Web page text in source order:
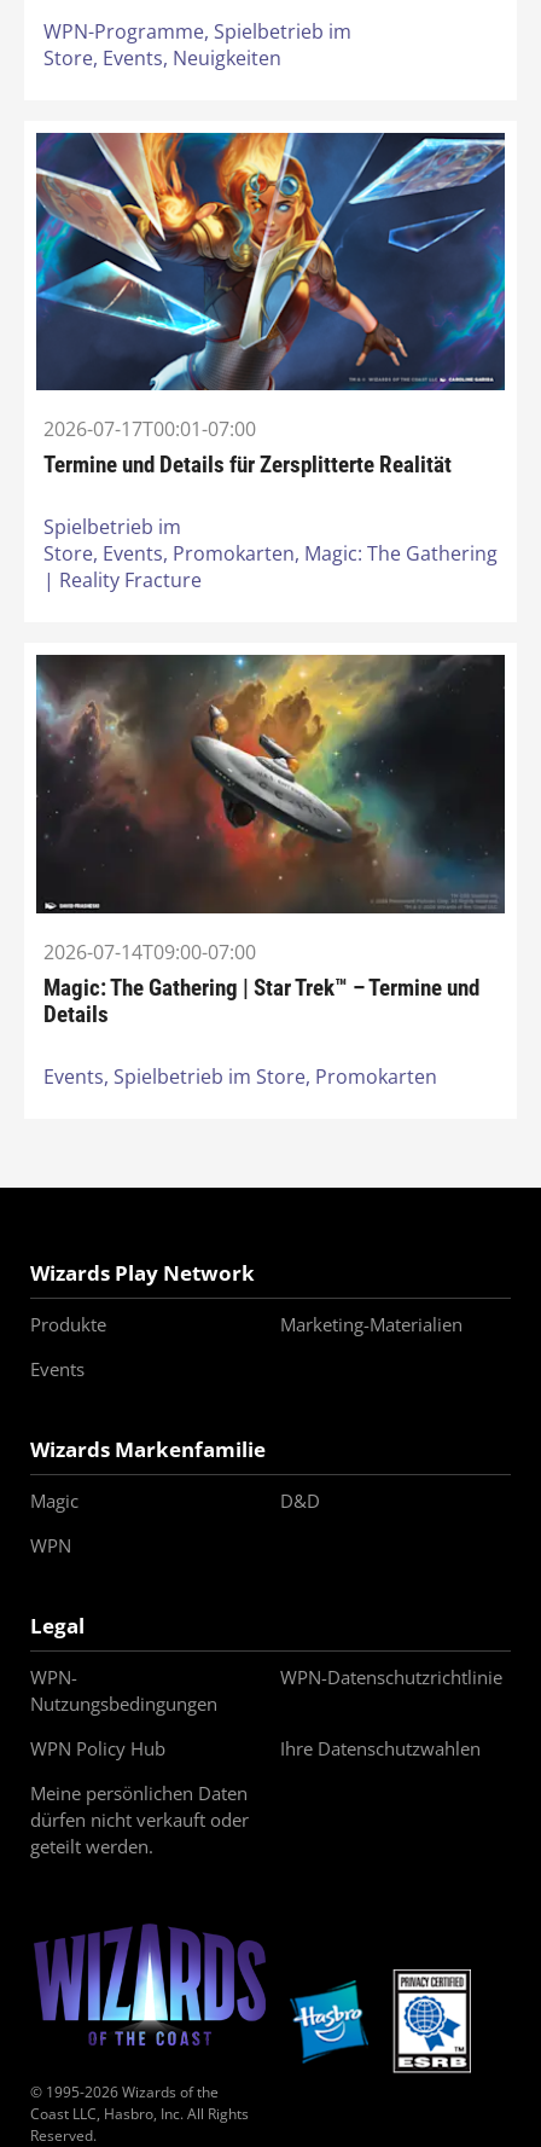
WPN-Programme, Spielbetrieb im
Store, Events, Neuigkeiten
2026-07-17T00:01-07:00
Termine und Details für Zersplitterte Realität
Spielbetrieb im
Store, Events, Promokarten, Magic: The Gathering
| Reality Fracture
2026-07-14T09:00-07:00
Magic: The Gathering | Star Trek™ – Termine und
Details
Events, Spielbetrieb im Store, Promokarten
Wizards Play Network
Produkte
Marketing-Materialien
Events
Wizards Markenfamilie
Magic
D&D
WPN
Legal
WPN-
Nutzungsbedingungen
WPN-Datenschutzrichtlinie
WPN Policy Hub
Ihre Datenschutzwahlen
Meine persönlichen Daten
dürfen nicht verkauft oder
geteilt werden.
© 1995-2026 Wizards of the
Coast LLC, Hasbro, Inc. All Rights
Reserved.